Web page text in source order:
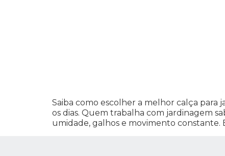
Saiba como escolher a melhor calça
os dias. Quem trabalha com jardinagem
umidade, galhos e movimento constante.